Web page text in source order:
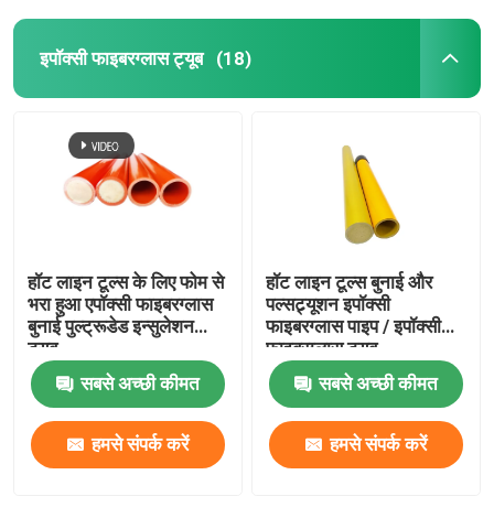
इपॉक्सी फाइबरग्लास ट्यूब (18)
हॉट लाइन टूल्स के लिए फोम से
भरा हुआ एपॉक्सी फाइबरग्लास
बुनाई पुल्ट्रूडेड इन्सुलेशन
ट्यूब
सबसे अच्छी कीमत
हमसे संपर्क करें
हॉट लाइन टूल्स बुनाई और
पल्सट्र्यूशन इपॉक्सी
फाइबरग्लास पाइप / इपॉक्सी
फाइबरग्लास ट्यूब
सबसे अच्छी कीमत
हमसे संपर्क करें